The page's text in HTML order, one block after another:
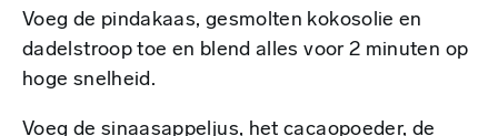
Voeg de pindakaas, gesmolten kokosolie en
dadelstroop toe en blend alles voor 2 minuten op
hoge snelheid.
Voeg de sinaasappeljus, het cacaopoeder, de